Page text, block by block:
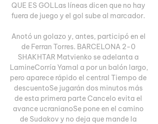
QUE ES GOLLas líneas dicen que no hay
fuera de juego y el gol sube al marcador.
Anotó un golazo y, antes, participó en el
de Ferran Torres. BARCELONA 2-0
SHAKHTAR Matvienko se adelanta a
LamineCorría Yamal a por un balón largo,
pero aparece rápido el central Tiempo de
descuentoSe jugarán dos minutos más
de esta primera parte Cancelo evita el
avance ucranianoSe pone en el camino
de Sudakov y no deja que mande la